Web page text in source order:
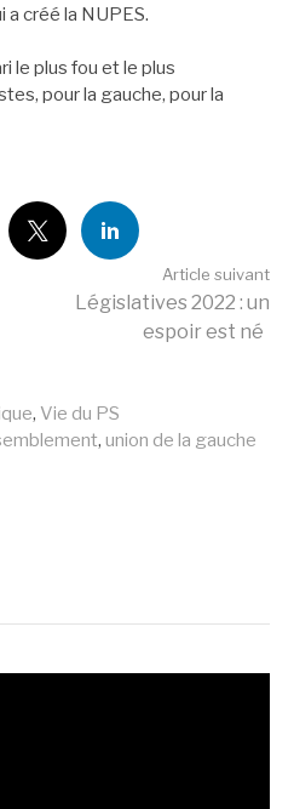
créé la NUPES.
le plus fou et le plus
pour la gauche, pour la
Article suivant
Législatives 2022 : un
espoir est né
, Vie du PS
, union de la gauche